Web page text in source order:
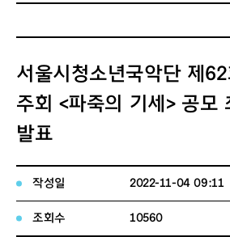
서울시청소년국악단 제
주회 <파죽의 기세> 공모
발표
작성일 2022-11-04 09:11
조회수 10560